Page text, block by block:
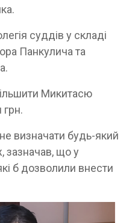
суддів у складі
Панкулича та
Микитасю
визначати будь-який
зазначав, що у
б дозволили внести